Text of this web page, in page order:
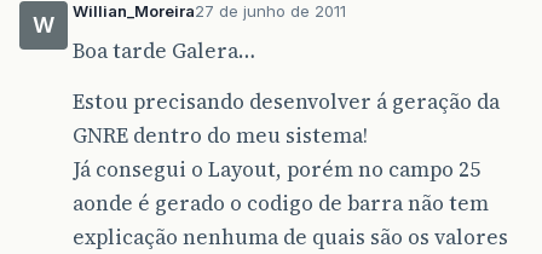
W
Willian_Moreira27 de junho de 2011
Boa tarde Galera…
Estou precisando desenvolver á geração da
GNRE dentro do meu sistema!
Já consegui o Layout, porém no campo 25
aonde é gerado o codigo de barra não tem
explicação nenhuma de quais são os valores